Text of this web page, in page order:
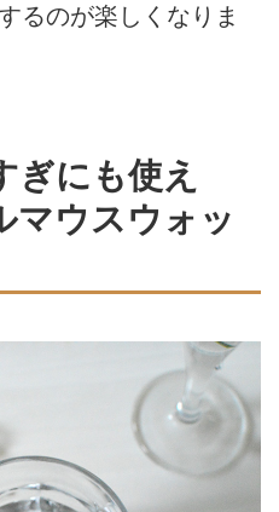
るのが楽しくなりま
ぎにも使え
マウスウォッ